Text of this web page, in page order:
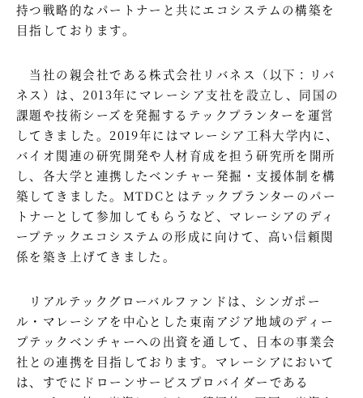
持つ戦略的なパートナーと共にエコシステムの構築を
目指しております。
当社の親会社である株式会社リバネス（以下：リバ
ネス）は、2013年にマレーシア支社を設立し、同国の
課題や技術シーズを発掘するテックプランターを運営
してきました。2019年にはマレーシア工科大学内に、
バイオ関連の研究開発や人材育成を担う研究所を開所
し、各大学と連携したベンチャー発掘・支援体制を構
築してきました。MTDCとはテックプランターのパー
トナーとして参加してもらうなど、マレーシアのディ
ープテックエコシステムの形成に向けて、高い信頼関
係を築き上げてきました。
リアルテックグローバルファンドは、シンガポー
ル・マレーシアを中心とした東南アジア地域のディー
プテックベンチャーへの出資を通して、日本の事業会
社との連携を目指しております。マレーシアにおいて
は、すでにドローンサービスプロバイダーである